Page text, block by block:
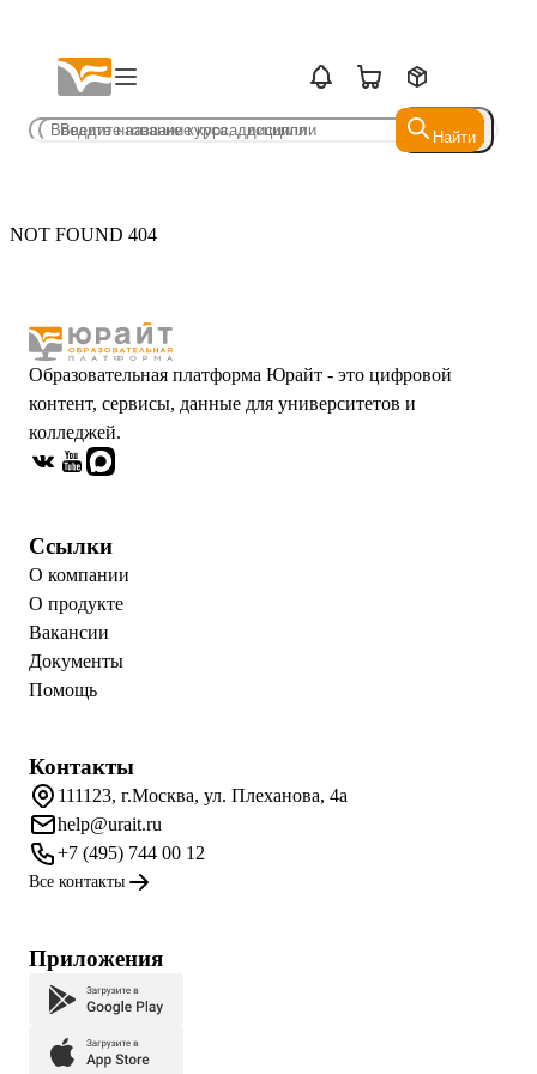
Найти
Найти
NOT FOUND 404
Образовательная платформа Юрайт - это цифровой
контент, сервисы, данные для университетов и
колледжей.
Ссылки
О компании
О продукте
Вакансии
Документы
Помощь
Контакты
111123, г.Москва, ул. Плеханова, 4а
help@urait.ru
+7 (495) 744 00 12
Все контакты
Приложения